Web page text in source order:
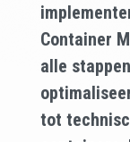
Container
alle
tot